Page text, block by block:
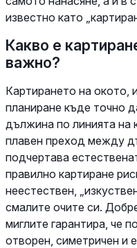
известно като
Какво е
важно?
Картирането на окото,
планиране къде точно
дължина по линията на
плавен преход между
подчертава
правилно картиране
неестествен,
смалите очите си.
миглите гарантира, че
отворен, симетричен и